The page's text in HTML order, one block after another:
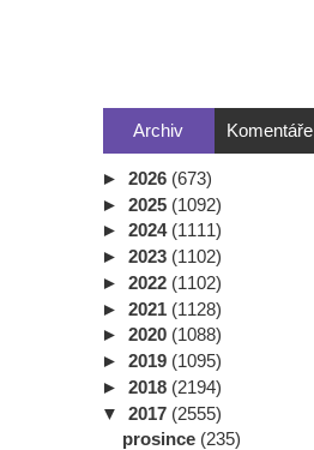
Archiv Komentáře
► 2026 (673)
► 2025 (1092)
► 2024 (1111)
► 2023 (1102)
► 2022 (1102)
► 2021 (1128)
► 2020 (1088)
► 2019 (1095)
► 2018 (2194)
▼ 2017 (2555)
prosince (235)